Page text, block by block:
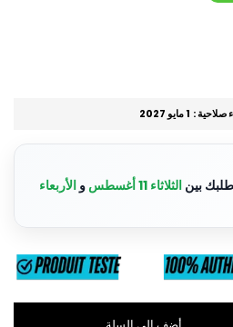
صلاحية : 1 مايو 2027
بين الثلاثاء 11 أغسطس و الأربعاء